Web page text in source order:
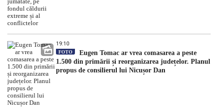
19:10
FOTO
Eugen Tomac ar vrea comasarea a peste
1.500 din primării și reorganizarea județelor. Planul
propus de consilierul lui Nicușor Dan